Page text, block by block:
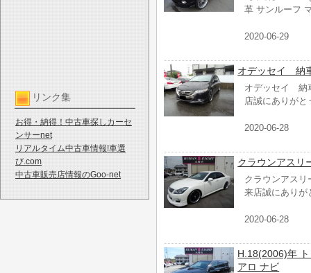
リンク集
お得・納得！中古車探しカーセ
ンサーnet
リアルタイム中古車情報!車選
び.com
中古車販売店情報のGoo-net
革 サンルーフ
2020-06-29
オデッセイ 納
オデッセイ 納
店誠にありが
2020-06-28
クラウンアス
クラウンアス
来店誠にありが
2020-06-28
H.18(2006)年
アロ ナビ